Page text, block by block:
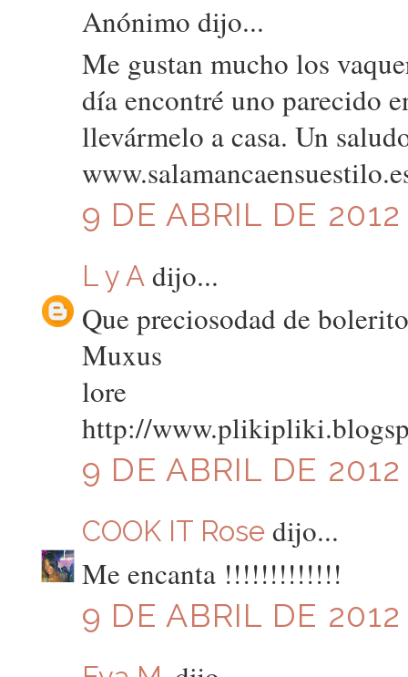
Anónimo dijo...
Me gustan mucho los
día encontré uno parecido
llevármelo a casa. Un
9 DE ABRIL DE
L y Adijo...
Que preciosodad de
Muxus
lore
http://
9 DE ABRIL DE
COOK IT Rose dijo...
Me encanta !!!!!!!!!!!!!
9 DE ABRIL DE